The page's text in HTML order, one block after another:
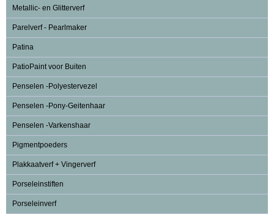
Metallic- en Glitterverf
Parelverf - Pearlmaker
Patina
PatioPaint voor Buiten
Penselen -Polyestervezel
Penselen -Pony-Geitenhaar
Penselen -Varkenshaar
Pigmentpoeders
Plakkaatverf + Vingerverf
Porseleinstiften
Porseleinverf